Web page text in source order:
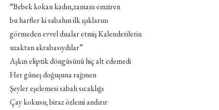
“Bebek kokan kadın,zamanı emziren
bu harfler ki sabahın ilk ışıklarını
görmeden evvel dualar etmiş Kalenderilerin
uzaktan akrabasıydılar”
Aşkın eliptik döngüsünü hiç alt edemedi
Her güneş doğuşuna rağmen
Şeyler eşelemesi sabah sıcaklığı
Çay kokusu; biraz özlemi andırır